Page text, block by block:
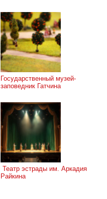
Государственный музей-
заповедник Гатчина
Райкина